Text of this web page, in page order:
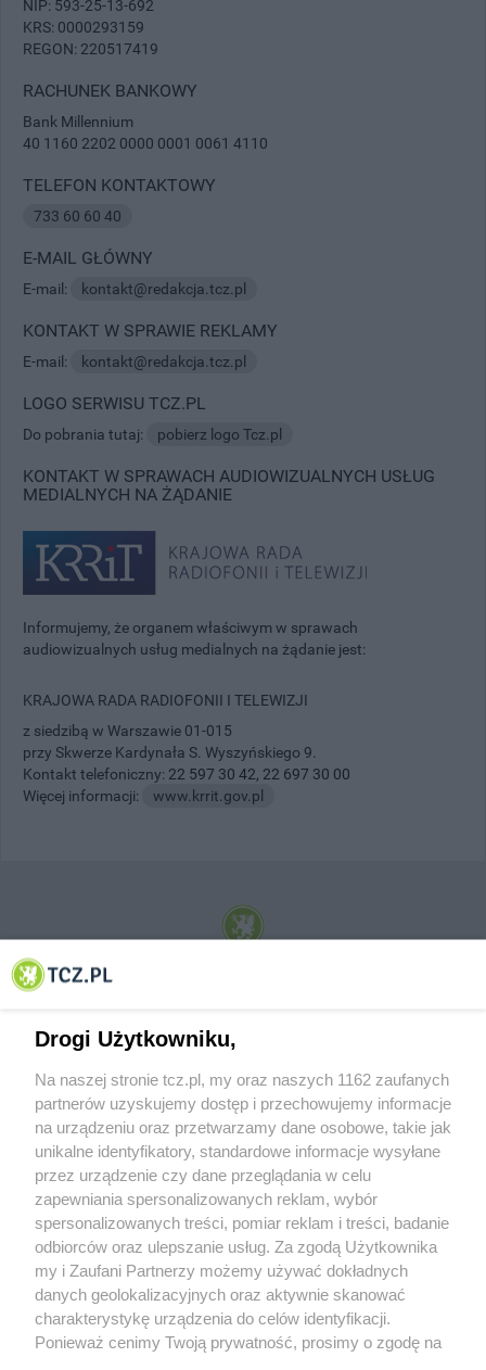
NIP: 593-25-13-692
KRS: 0000293159
REGON: 220517419
RACHUNEK BANKOWY
Bank Millennium
40 1160 2202 0000 0001 0061 4110
TELEFON KONTAKTOWY
733 60 60 40
E-MAIL GŁÓWNY
E-mail: kontakt@redakcja.tcz.pl
KONTAKT W SPRAWIE REKLAMY
E-mail: kontakt@redakcja.tcz.pl
LOGO SERWISU TCZ.PL
Do pobrania tutaj: pobierz logo Tcz.pl
KONTAKT W SPRAWACH AUDIOWIZUALNYCH USŁUG
MEDIALNYCH NA ŻĄDANIE
Informujemy, że organem właściwym w sprawach
audiowizualnych usług medialnych na żądanie jest:
KRAJOWA RADA RADIOFONII I TELEWIZJI
z siedzibą w Warszawie 01-015
przy Skwerze Kardynała S. Wyszyńskiego 9.
Kontakt telefoniczny: 22 597 30 42, 22 697 30 00
Więcej informacji:
www.krrit.gov.pl
© 2001-2026 Tczew - TCZ.PL Sp. z o.o. Internetowy Serwis Informacyjny Miasta
O FIRMIE POLITYKA PRYWATNOŚCI HOSTING
REKLAMA WSPÓŁPRACA RSS FACEBOOK KONTAKT
Nasze serwisy
Aktualności
Tcz24
Muzyka i kultura
Archiwum wydarzeń
Drogi Użytkowniku,
Na naszej stronie tcz.pl, my oraz naszych 1162 zaufanych
partnerów uzyskujemy dostęp i przechowujemy informacje
na urządzeniu oraz przetwarzamy dane osobowe, takie jak
unikalne identyfikatory, standardowe informacje wysyłane
przez urządzenie czy dane przeglądania w celu
zapewniania spersonalizowanych reklam, wybór
spersonalizowanych treści, pomiar reklam i treści, badanie
odbiorców oraz ulepszanie usług. Za zgodą Użytkownika
my i Zaufani Partnerzy możemy używać dokładnych
danych geolokalizacyjnych oraz aktywnie skanować
charakterystykę urządzenia do celów identyfikacji.
Ponieważ cenimy Twoją prywatność, prosimy o zgodę na